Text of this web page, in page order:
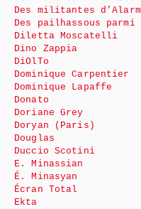
Des militantes d’Alarm
Des pailhassous parmi
Diletta Moscatelli
Dino Zappia
DiOlTo
Dominique Carpentier
Dominique Lapaffe
Donato
Doriane Grey
Doryan (Paris)
Douglas
Duccio Scotini
E. Minassian
É. Minasyan
Écran Total
Ekta